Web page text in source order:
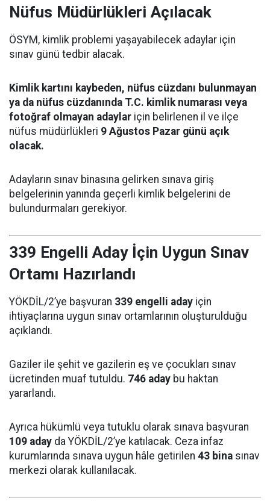
Nüfus Müdürlükleri Açılacak
ÖSYM, kimlik problemi yaşayabilecek adaylar için
sınav günü tedbir alacak.
Kimlik kartını kaybeden, nüfus cüzdanı bulunmayan
ya da nüfus cüzdanında T.C. kimlik numarası veya
fotoğraf olmayan adaylar için belirlenen il ve ilçe
nüfus müdürlükleri 9 Ağustos Pazar günü açık
olacak.
Adayların sınav binasına gelirken sınava giriş
belgelerinin yanında geçerli kimlik belgelerini de
bulundurmaları gerekiyor.
339 Engelli Aday İçin Uygun Sınav
Ortamı Hazırlandı
YÖKDİL/2’ye başvuran 339 engelli aday için
ihtiyaçlarına uygun sınav ortamlarının oluşturulduğu
açıklandı.
Gaziler ile şehit ve gazilerin eş ve çocukları sınav
ücretinden muaf tutuldu. 746 aday bu haktan
yararlandı.
Ayrıca hükümlü veya tutuklu olarak sınava başvuran
109 aday da YÖKDİL/2’ye katılacak. Ceza infaz
kurumlarında sınava uygun hâle getirilen 43 bina sınav
merkezi olarak kullanılacak.